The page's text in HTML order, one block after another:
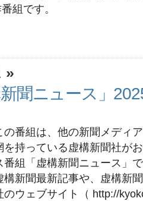
組です。
»
聞ニュース」
の番組は、他の新聞メディ
を持っている虚構新聞社が
番組「虚構新聞ニュース」
構新聞最新記事や、虚構新
のウェブサイト（ http://